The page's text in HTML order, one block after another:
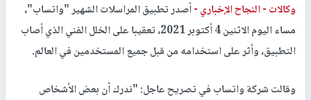
وكالات -النجاح الإخباري -أصدر تطبيق المراسلات الشهير "واتساب"،
مساء اليوم الاثنين 4 أكتوبر 2021، تعقيبا على الخلل الفني الذي أصاب
التطبيق، وأثر على استخدامه من قبل جميع المستخدمين في العالم.
وقالت شركة واتساب في تصريح عاجل: "ندرك أن بعض الأشخاص